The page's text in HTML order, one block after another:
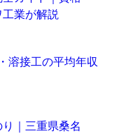
業が解説
溶接工の平均年収
｜三重県桑名